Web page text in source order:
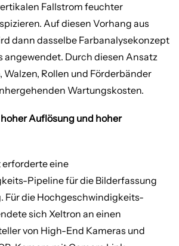
Fallstrom feuchter
Auf diesen Vorhang aus
dann dasselbe Farbanalysekonzept
angewendet. Durch diesen Ansatz
Rollen und Förderbänder
Wartungskosten.
Auflösung und hoher
erforderte eine
Pipeline für die Bilderfassung
Für die Hochgeschwindigkeits-
sich Xeltron an einen
von High-End Kameras und